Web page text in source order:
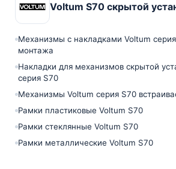
Voltum S70 скрытой
Механизмы с накладками Voltum
монтажа
Накладки для механизмов скрытой
серия S70
Механизмы Voltum серия S70
Рамки пластиковые Voltum S70
Рамки стеклянные Voltum S70
Рамки металлические Voltum S70